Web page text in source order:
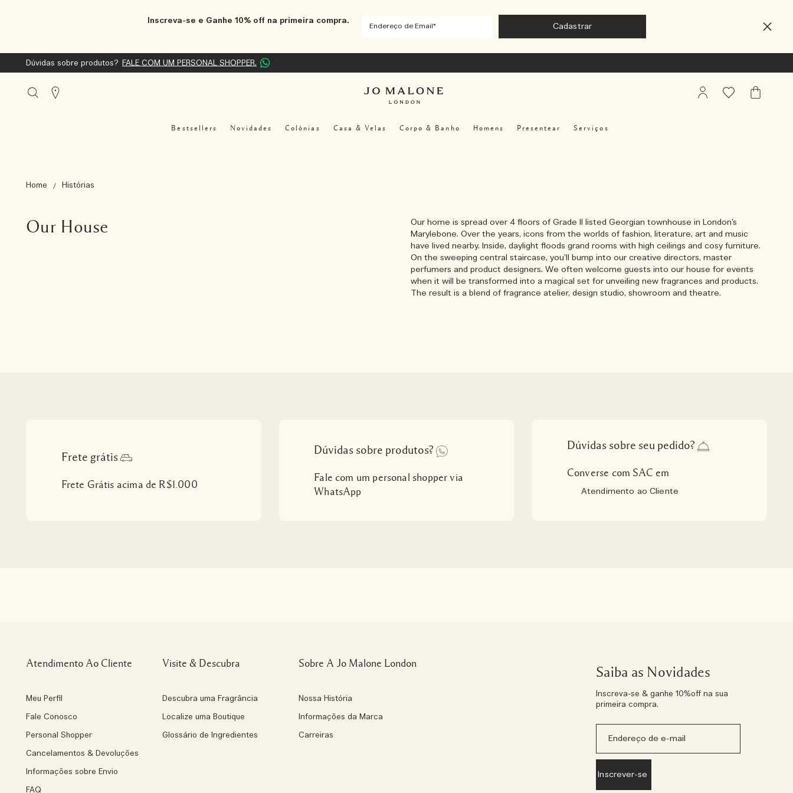
Inscreva-se e Ganhe 10% off na primeira compra.
Dúvidas sobre produtos? FALE COM UM PERSONAL SHOPPER.
Bestsellers Novidades Colônias Casa & Velas Corpo & Banho Homens Presentear Serviços
Stores
My
FavoritosMeu
Home Histórias
Our House
Our home is spread over 4 floors of Grade II listed Georgian townhouse in London’s
Marylebone. Over the years, icons from the worlds of fashion, literature, art and music
have lived nearby. Inside, daylight floods grand rooms with high ceilings and cosy furniture.
On the sweeping central staircase, you’ll bump into our creative directors, master
perfumers and product designers. We often welcome guests into our house for events
when it will be transformed into a magical set for unveiling new fragrances and products.
The result is a blend of fragrance atelier, design studio, showroom and theatre.
Frete grátis
Frete Grátis acima de R$1.000
Dúvidas sobre produtos?
Fale com um personal shopper via
WhatsApp
Dúvidas sobre seu pedido?
Converse com SAC em
Atendimento ao Cliente
Saiba as Novidades
Inscreva-se & ganhe 10%off na sua
primeira compra.
Atendimento Ao Cliente
Meu Perfil
Fale Conosco
Personal Shopper
Cancelamentos & Devoluções
Informações sobre Envio
FAQ
Visite & Descubra
Descubra uma Fragrância
Localize uma Boutique
Glossário de Ingredientes
Sobre A Jo Malone London
Nossa História
Informações da Marca
Carreiras